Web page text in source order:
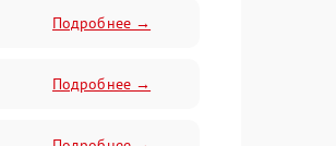
Подробнее →
Подробнее →